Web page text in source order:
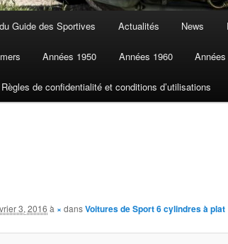
Guide des Sportives Actualités News
Années 1950 Années 1960
Règles de confidentialité et conditions d’utilisations
3, 2016 à × dansVoitures de Sport 6 cylindres à plat